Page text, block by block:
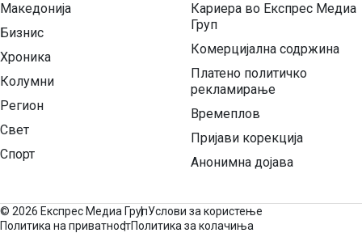
Македонија
Бизнис
Хроника
Колумни
Регион
Свет
Спорт
Кариера во Експрес Медиа
Груп
Комерцијална содржина
Платено политичко
рекламирање
Времеплов
Пријави корекција
Анонимна дојава
© 2026 Експрес Медиа ГрупУслови за користење
Политика на приватностПолитика за колачиња